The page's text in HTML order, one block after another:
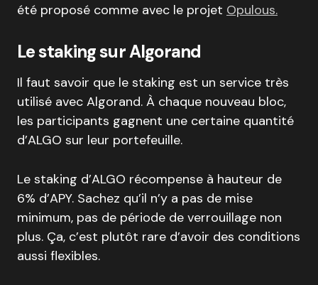
été proposé comme avec le projet Opulous.
Le staking sur Algorand
Il faut savoir que le staking est un service très
utilisé avec Algorand. À chaque nouveau bloc,
les participants gagnent une certaine quantité
d’ALGO sur leur portefeuille.
Le staking d’ALGO récompense à hauteur de
6% d’APY. Sachez qu’il n’y a pas de mise
minimum, pas de période de verrouillage non
plus. Ça, c’est plutôt rare d’avoir des conditions
aussi flexibles.